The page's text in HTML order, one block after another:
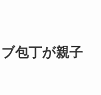
包丁が親子